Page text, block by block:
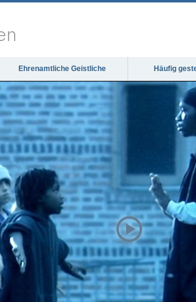
Ehrenamtliche Geistliche Häufig